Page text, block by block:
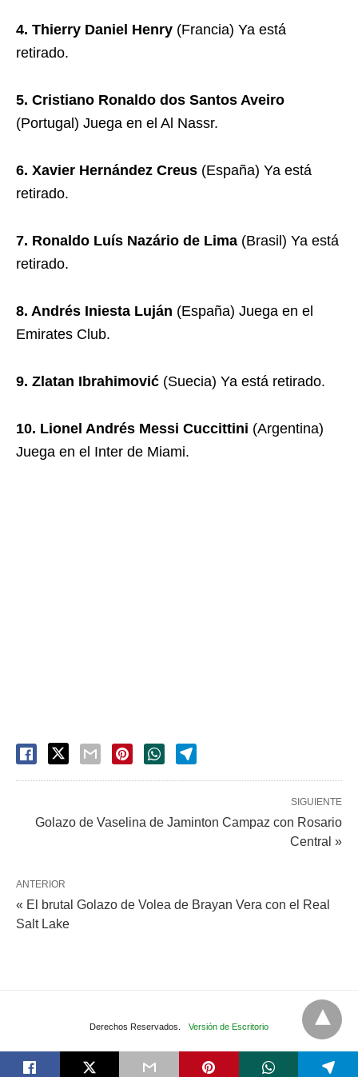
4. Thierry Daniel Henry (Francia) Ya está
retirado.
5. Cristiano Ronaldo dos Santos Aveiro
(Portugal) Juega en el Al Nassr.
6. Xavier Hernández Creus (España) Ya está
retirado.
7. Ronaldo Luís Nazário de Lima (Brasil) Ya está
retirado.
8. Andrés Iniesta Luján (España) Juega en el
Emirates Club.
9. Zlatan Ibrahimović (Suecia) Ya está retirado.
10. Lionel Andrés Messi Cuccittini (Argentina)
Juega en el Inter de Miami.
SIGUIENTE
Golazo de Vaselina de Jaminton Campaz con Rosario
Central »
ANTERIOR
« El brutal Golazo de Volea de Brayan Vera con el Real
Salt Lake
Derechos Reservados. Versión de Escritorio